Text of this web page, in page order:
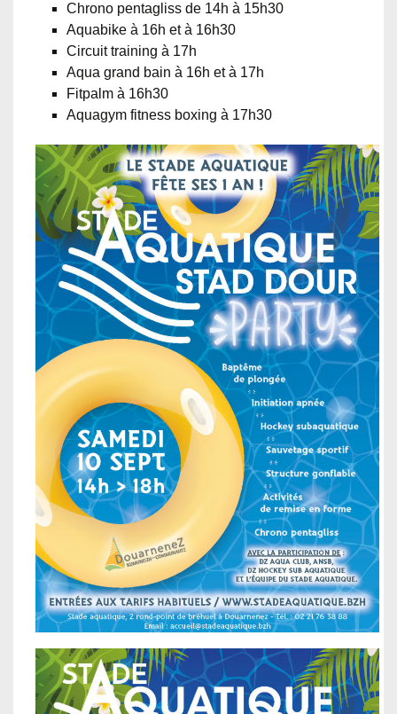
Chrono pentagliss de 14h à 15h30
Aquabike à 16h et à 16h30
Circuit training à 17h
Aqua grand bain à 16h et à 17h
Fitpalm à 16h30
Aquagym fitness boxing à 17h30